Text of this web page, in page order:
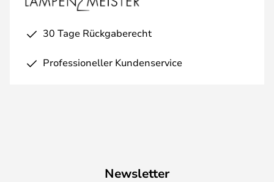
30 Tage Rückgaberecht
Professioneller Kundenservice
Newsletter